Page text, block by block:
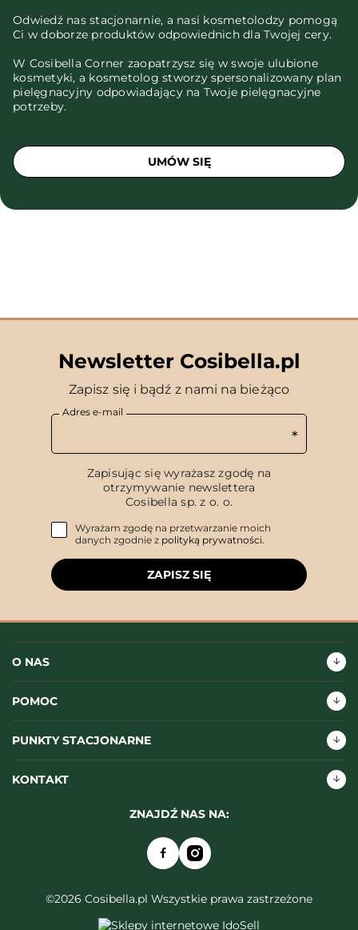
Odwiedź nas stacjonarnie, a nasi kosmetolodzy pomogą
Ci w doborze produktów odpowiednich dla Twojej cery.
W Cosibella Corner zaopatrzysz się w swoje ulubione
kosmetyki, a kosmetolog stworzy spersonalizowany plan
pielęgnacyjny odpowiadający na Twoje pielęgnacyjne
potrzeby.
UMÓW SIĘ
Newsletter Cosibella.pl
Zapisz się i bądź z nami na bieżąco
Adres e-mail
Zapisując się wyrażasz zgodę na
otrzymywanie newslettera
Cosibella sp. z o. o.
Wyrażam zgodę na przetwarzanie moich
danych zgodnie z polityką prywatności.
ZAPISZ SIĘ
O NAS
POMOC
PUNKTY STACJONARNE
KONTAKT
ZNAJDŹ NAS NA:
©2026 Cosibella.pl Wszystkie prawa zastrzeżone